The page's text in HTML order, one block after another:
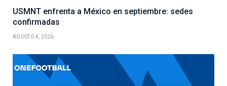
USMNT enfrenta a México en septiembre: sedes
confirmadas
AGOSTO 4, 2026